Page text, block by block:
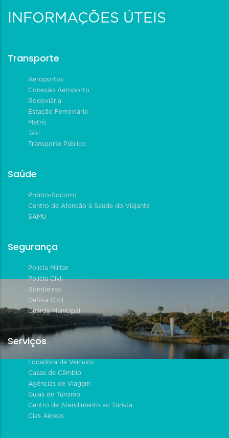
INFORMAÇÕES ÚTEIS
Transporte
Aeroportos
Conexão Aeroporto
Rodoviária
Estação Ferroviária
Metrô
Táxi
Transporte Público
Saúde
Pronto-Socorro
Centro de Atenção à Saúde do Viajante
SAMU
Segurança
Polícia Militar
Polícia Civil
Bombeiros
Defesa Civil
Guarda Municipal
Serviços
Locadora de Veículos
Casas de Câmbio
Agências de Viagem
Guias de Turismo
Centro de Atendimento ao Turista
Cias Aéreas